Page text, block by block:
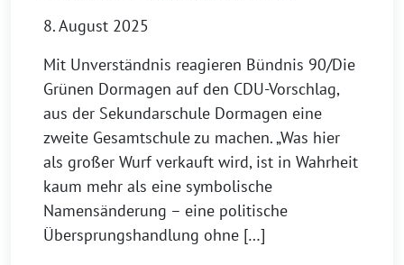
8. August 2025
Mit Unverständnis reagieren Bündnis 90/Die
Grünen Dormagen auf den CDU-Vorschlag,
aus der Sekundarschule Dormagen eine
zweite Gesamtschule zu machen. „Was hier
als großer Wurf verkauft wird, ist in Wahrheit
kaum mehr als eine symbolische
Namensänderung – eine politische
Übersprungshandlung ohne […]